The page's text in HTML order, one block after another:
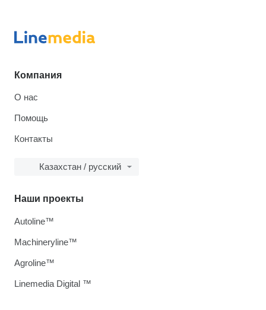
Компания
О нас
Помощь
Контакты
Казахстан / русский
Наши проекты
Autoline™
Machineryline™
Agroline™
Linemedia Digital ™